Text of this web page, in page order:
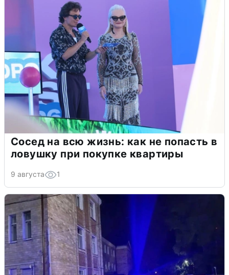
Сосед на всю жизнь: как не попасть в
ловушку при покупке квартиры
9 августа 1